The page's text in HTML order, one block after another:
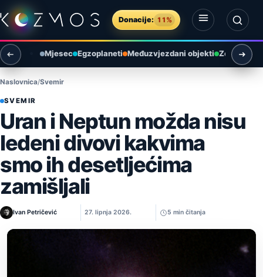
Preskoči na sadržaj
Donacije: 11%
Otvori izbornik
Otvori pretragu
Mjesec Egzoplaneti Međuzvjezdani objekti Zemlja i
Naslovnica Svemir
SVEMIR
Uran i Neptun možda nisu
ledeni divovi kakvima
smo ih desetljećima
zamišljali
Ivan Petričević 27. lipnja 2026. 5 min čitanja